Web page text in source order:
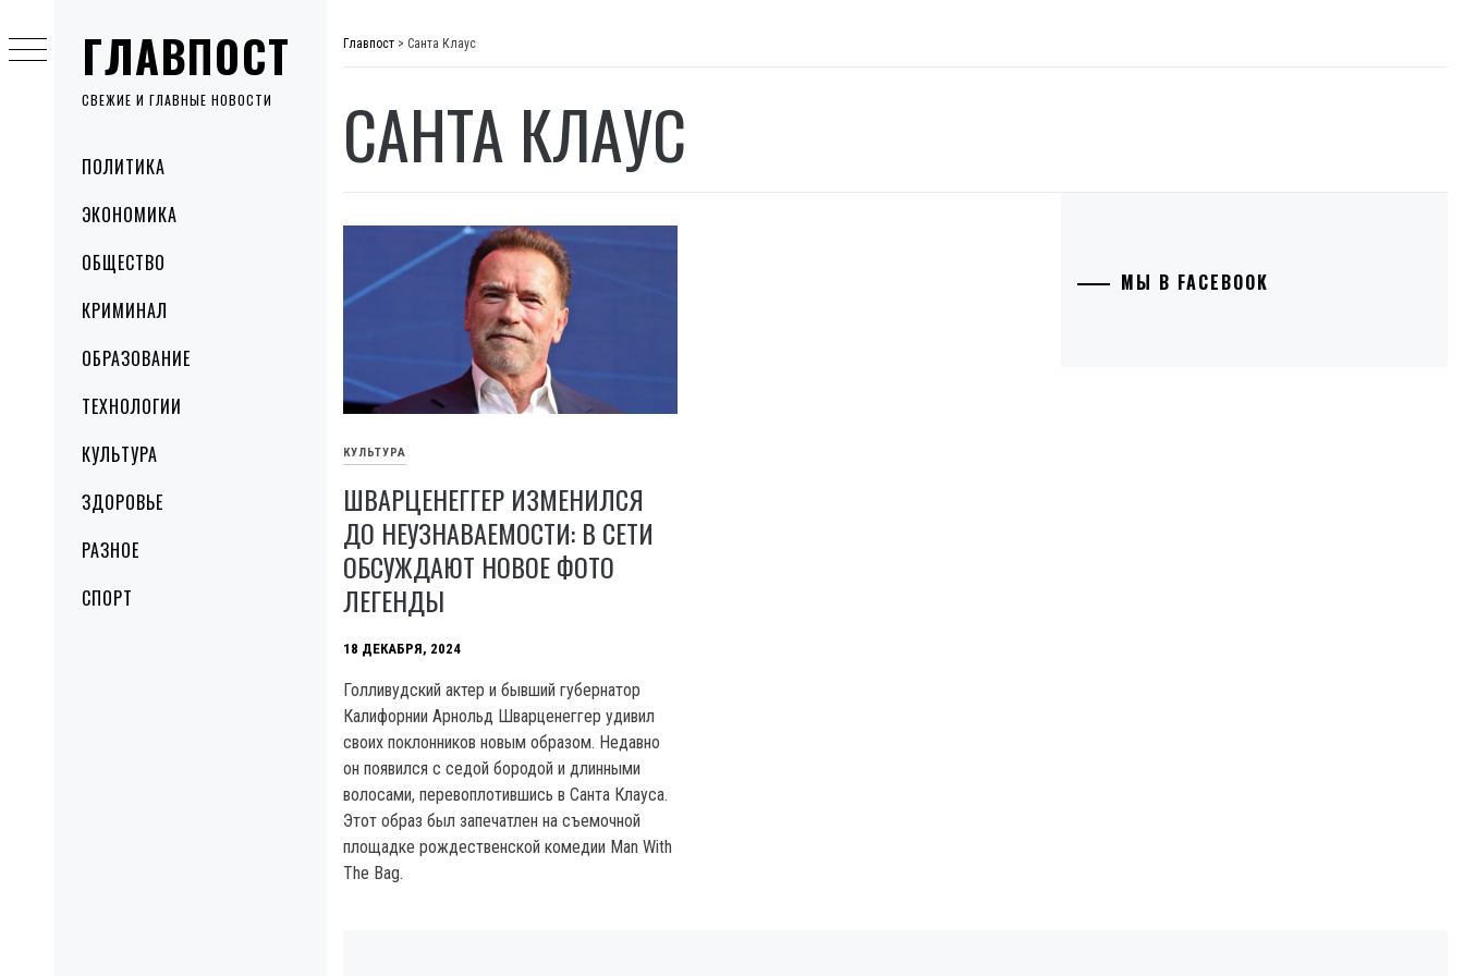
ГЛАВПОСТ
СВЕЖИЕ И ГЛАВНЫЕ НОВОСТИ
MenuПОЛИТИКА
ЭКОНОМИКА
ОБЩЕСТВО
КРИМИНАЛ
ОБРАЗОВАНИЕ
ТЕХНОЛОГИИ
КУЛЬТУРА
ЗДОРОВЬЕ
РАЗНОЕ
СПОРТ
to
content
Главпост > Санта Клаус
САНТА КЛАУС
КУЛЬТУРА
ШВАРЦЕНЕГГЕР ИЗМЕНИЛСЯ
ДО НЕУЗНАВАЕМОСТИ: В СЕТИ
ОБСУЖДАЮТ НОВОЕ ФОТО
ЛЕГЕНДЫ
18 ДЕКАБРЯ, 2024
Голливудский актер и бывший губернатор
Калифорнии Арнольд Шварценеггер удивил
своих поклонников новым образом. Недавно
он появился с седой бородой и длинными
волосами, перевоплотившись в Санта Клауса.
Этот образ был запечатлен на съемочной
площадке рождественской комедии Man With
The Bag.
МЫ В FACEBOOK